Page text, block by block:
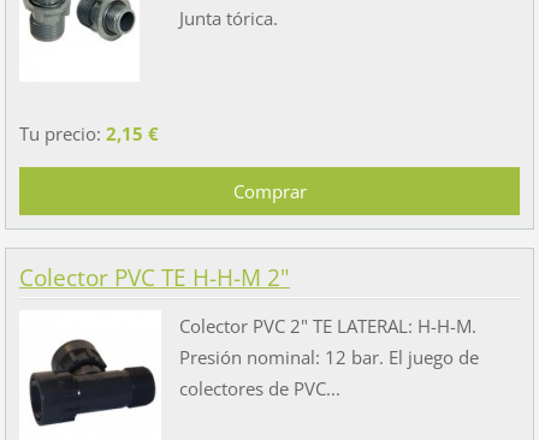
Junta tórica.
Tu precio: 2,15 €
Colector PVC TE H-H-M 2"
Colector PVC 2" TE LATERAL: H-H-M.
Presión nominal: 12 bar. El juego de
colectores de PVC...